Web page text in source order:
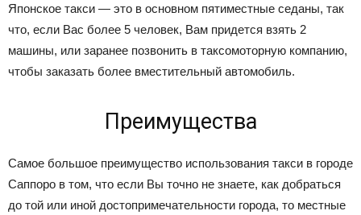
Японское такси — это в основном пятиместные седаны, так
что, если Вас более 5 человек, Вам придется взять 2
машины, или заранее позвонить в таксомоторную компанию,
чтобы заказать более вместительный автомобиль.
Преимущества
Самое большое преимущество использования такси в городе
Саппоро в том, что если Вы точно не знаете, как добраться
до той или иной достопримечательности города, то местные